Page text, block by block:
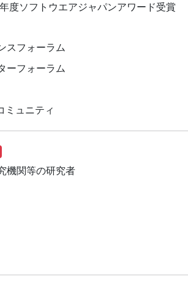
度ソフトウエアジャパンアワード受賞
スフォーラム
ーフォーラム
ミュニティ
機関等の研究者